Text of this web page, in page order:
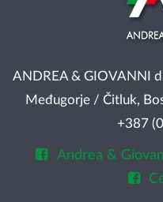
ANDREA & GIOVANNI
Međugorje / Čitluk,
+387
Andrea &